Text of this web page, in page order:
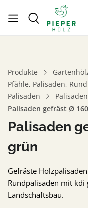
Produkte
Pfähle, Palisaden,
Palisaden
Palisaden gefräst Ø
Palisaden
grün
Gefräste
Rundpalisaden mit
Landschaftsbau.